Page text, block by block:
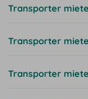
Transporter
Transporter
Transporter